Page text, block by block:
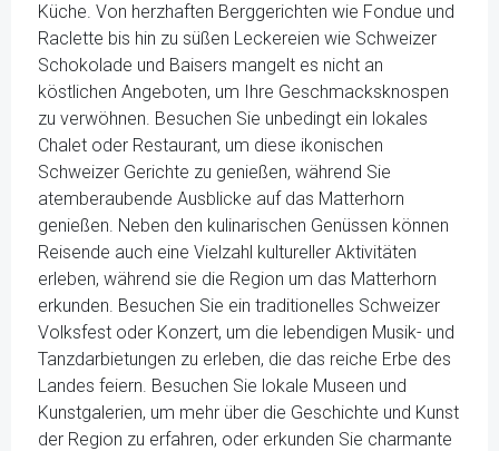
Küche. Von herzhaften Berggerichten wie Fondue und
Raclette bis hin zu süßen Leckereien wie Schweizer
Schokolade und Baisers mangelt es nicht an
köstlichen Angeboten, um Ihre Geschmacksknospen
zu verwöhnen. Besuchen Sie unbedingt ein lokales
Chalet oder Restaurant, um diese ikonischen
Schweizer Gerichte zu genießen, während Sie
atemberaubende Ausblicke auf das Matterhorn
genießen. Neben den kulinarischen Genüssen können
Reisende auch eine Vielzahl kultureller Aktivitäten
erleben, während sie die Region um das Matterhorn
erkunden. Besuchen Sie ein traditionelles Schweizer
Volksfest oder Konzert, um die lebendigen Musik- und
Tanzdarbietungen zu erleben, die das reiche Erbe des
Landes feiern. Besuchen Sie lokale Museen und
Kunstgalerien, um mehr über die Geschichte und Kunst
der Region zu erfahren, oder erkunden Sie charmante